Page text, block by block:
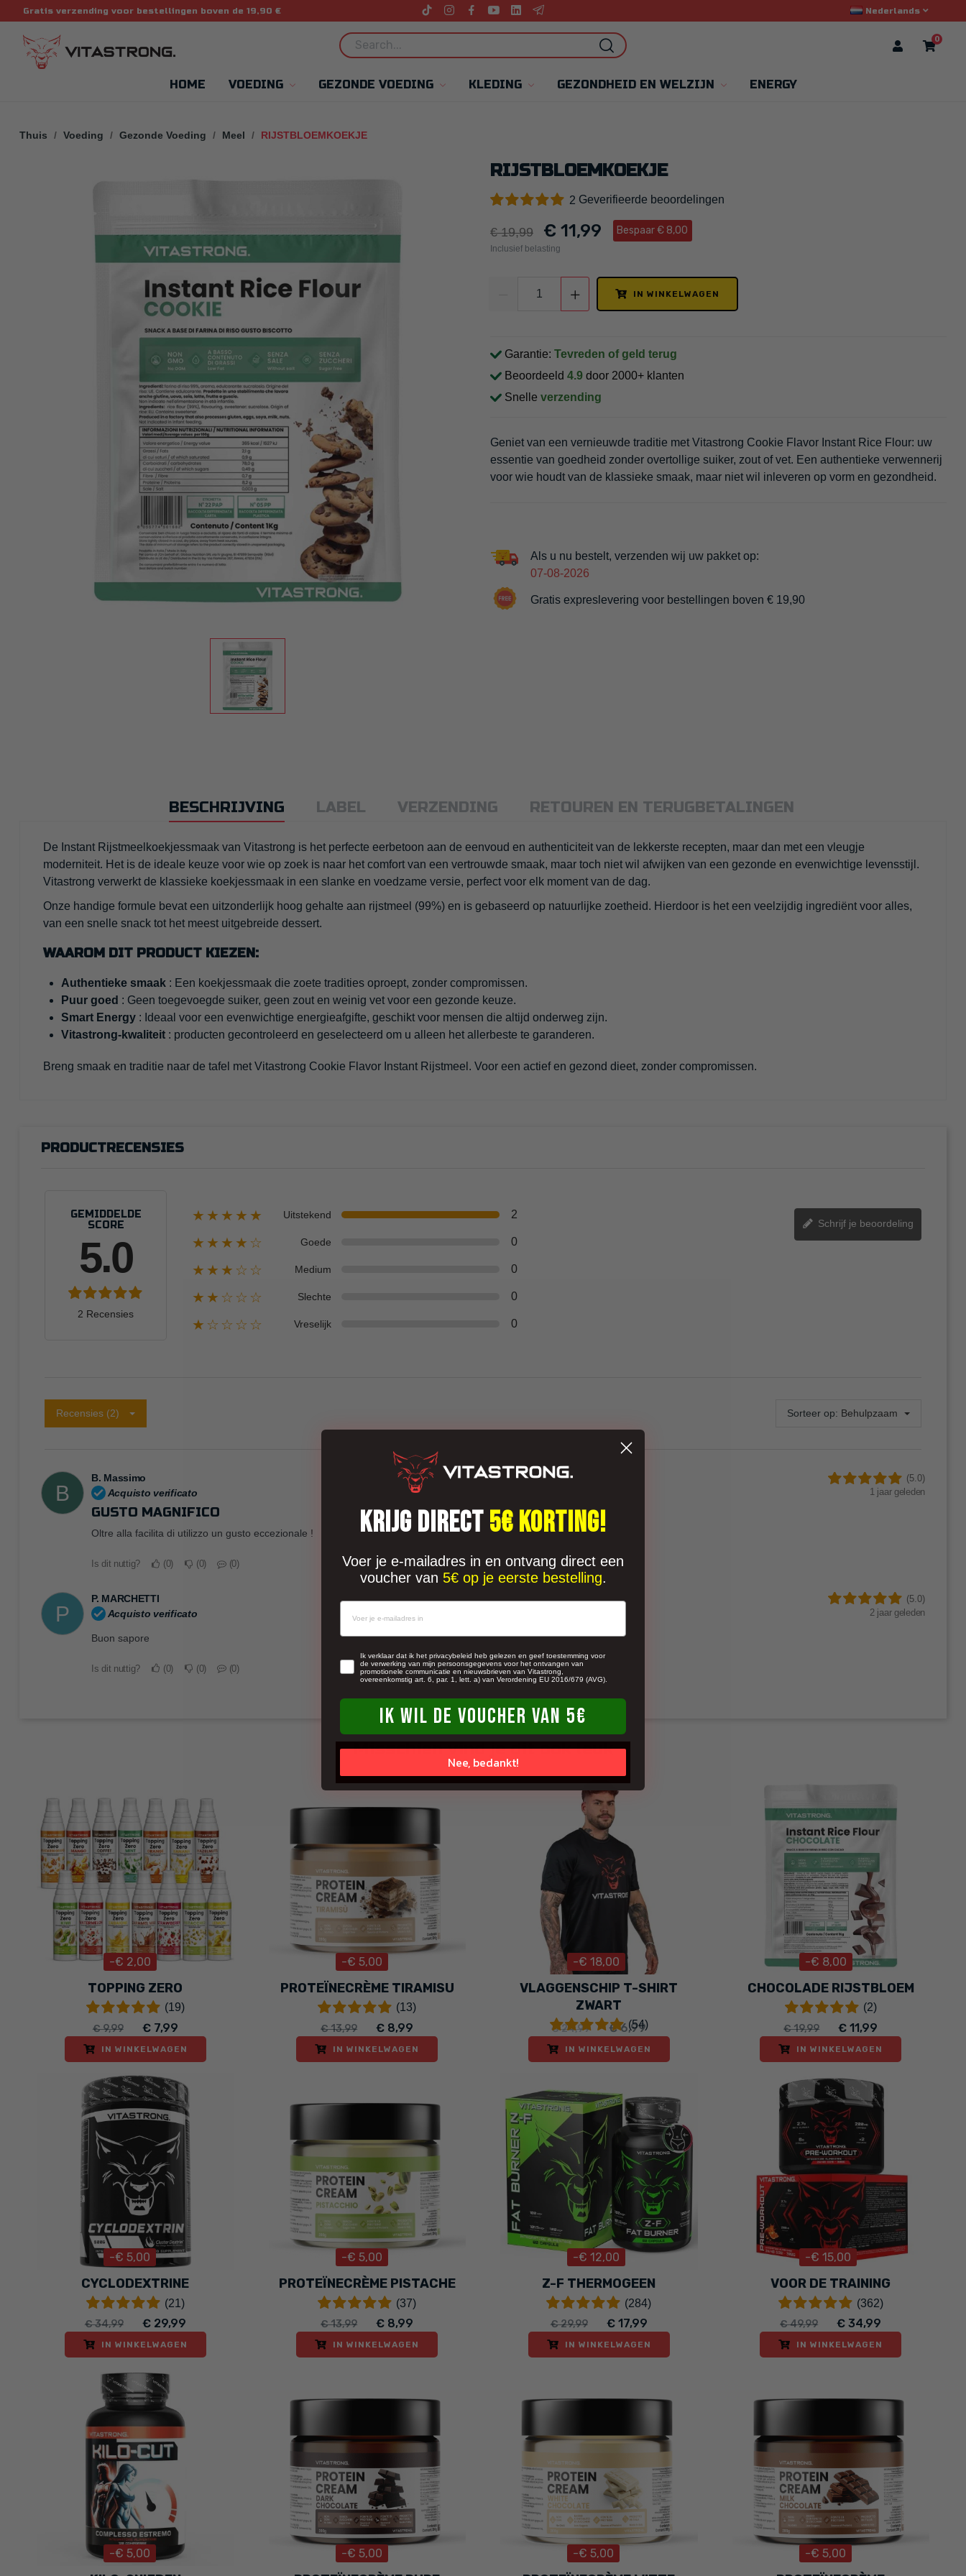
Gratis verzending voor bestellingen boven de 19,90 € Nederlands
0
HOME VOEDING GEZONDE VOEDING KLEDING GEZONDHEID EN WELZIJN ENERGY
Thuis Voeding Gezonde Voeding Meel RIJSTBLOEMKOEKJE
RIJSTBLOEMKOEKJE
2 Geverifieerde beoordelingen
€ 19,99 € 11,99 Bespaar € 8,00
Inclusief belasting
IN WINKELWAGEN
Garantie: Tevreden of geld terug
Beoordeeld 4.9 door 2000+ klanten
Snelle verzending
Geniet van een vernieuwde traditie met Vitastrong Cookie Flavor Instant Rice Flour: uw
essentie van goedheid zonder overtollige suiker, zout of vet. Een authentieke verwennerij
voor wie houdt van de klassieke smaak, maar niet wil inleveren op vorm en gezondheid.
Als u nu bestelt, verzenden wij uw pakket op:
07-08-2026
Gratis expreslevering voor bestellingen boven € 19,90
BESCHRIJVING LABEL VERZENDING RETOUREN EN TERUGBETALINGEN
De Instant Rijstmeelkoekjessmaak van Vitastrong is het perfecte eerbetoon aan de eenvoud en authenticiteit van de lekkerste recepten, maar dan met een vleugje
moderniteit. Het is de ideale keuze voor wie op zoek is naar het comfort van een vertrouwde smaak, maar toch niet wil afwijken van een gezonde en evenwichtige levensstijl.
Vitastrong verwerkt de klassieke koekjessmaak in een slanke en voedzame versie, perfect voor elk moment van de dag.
Onze handige formule bevat een uitzonderlijk hoog gehalte aan rijstmeel (99%) en is gebaseerd op natuurlijke zoetheid. Hierdoor is het een veelzijdig ingrediënt voor alles,
van een snelle snack tot het meest uitgebreide dessert.
WAAROM DIT PRODUCT KIEZEN:
Authentieke smaak : Een koekjessmaak die zoete tradities oproept, zonder compromissen.
Puur goed : Geen toegevoegde suiker, geen zout en weinig vet voor een gezonde keuze.
Smart Energy : Ideaal voor een evenwichtige energieafgifte, geschikt voor mensen die altijd onderweg zijn.
Vitastrong-kwaliteit : producten gecontroleerd en geselecteerd om u alleen het allerbeste te garanderen.
Breng smaak en traditie naar de tafel met Vitastrong Cookie Flavor Instant Rijstmeel. Voor een actief en gezond dieet, zonder compromissen.
PRODUCTRECENSIES
GEMIDDELDE
SCORE
5.0
2 Recensies
★★★★★ Uitstekend 2
★★★★☆ Goede 0
★★★☆☆ Medium 0
★★☆☆☆ Slechte 0
★☆☆☆☆ Vreselijk 0
Schrijf je beoordeling
Recensies (2) Sorteer op: Behulpzaam
B
B. Massimo
Acquisto verificato
(5.0)
1 jaar geleden
GUSTO MAGNIFICO
Oltre alla facilita di utilizzo un gusto eccezionale !
Is dit nuttig? 0 0 0
P
P. MARCHETTI
Acquisto verificato
(5.0)
2 jaar geleden
Buon sapore
Is dit nuttig? 0 0 0
Misschien vind je dit ook leuk
TOPPING ZERO
(19)
€ 9,99
€ 7,99
-€ 2,00
IN WINKELWAGEN
PROTEÏNECRÈME TIRAMISU
(13)
€ 13,99
€ 8,99
-€ 5,00
IN WINKELWAGEN
VLAGGENSCHIP T-SHIRT
ZWART
(54)
€ 24,99 € 6,99
-€ 18,00
IN WINKELWAGEN
CHOCOLADE RIJSTBLOEM
(2)
€ 19,99
€ 11,99
-€ 8,00
IN WINKELWAGEN
CYCLODEXTRINE
(21)
€ 34,99
€ 29,99
-€ 5,00
IN WINKELWAGEN
PROTEÏNECRÈME PISTACHE
(37)
€ 13,99
€ 8,99
-€ 5,00
IN WINKELWAGEN
Z-F THERMOGEEN
(284)
€ 29,99
€ 17,99
-€ 12,00
IN WINKELWAGEN
VOOR DE TRAINING
(362)
€ 49,99
€ 34,99
-€ 15,00
IN WINKELWAGEN
-€ 5,00 -€ 5,00 -€ 5,00 -€ 5,00
KRIJG DIRECT5€ KORTING!
Voer je e-mailadres in en ontvang direct een
voucher van 5€ op je eerste bestelling.
newsletterIk verklaar dat ik het privacybeleid heb gelezen en geef toestemming voor
de verwerking van mijn persoonsgegevens voor het ontvangen van
promotionele communicatie en nieuwsbrieven van Vitastrong,
overeenkomstig art. 6, par. 1, lett. a) van Verordening EU 2016/679 (AVG).
IK WIL DE VOUCHER VAN 5€
Nee, bedankt!